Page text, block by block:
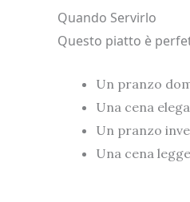
Quando Servirlo
Questo piatto è
Un pranzo
Una cena
Un pranzo
Una cena